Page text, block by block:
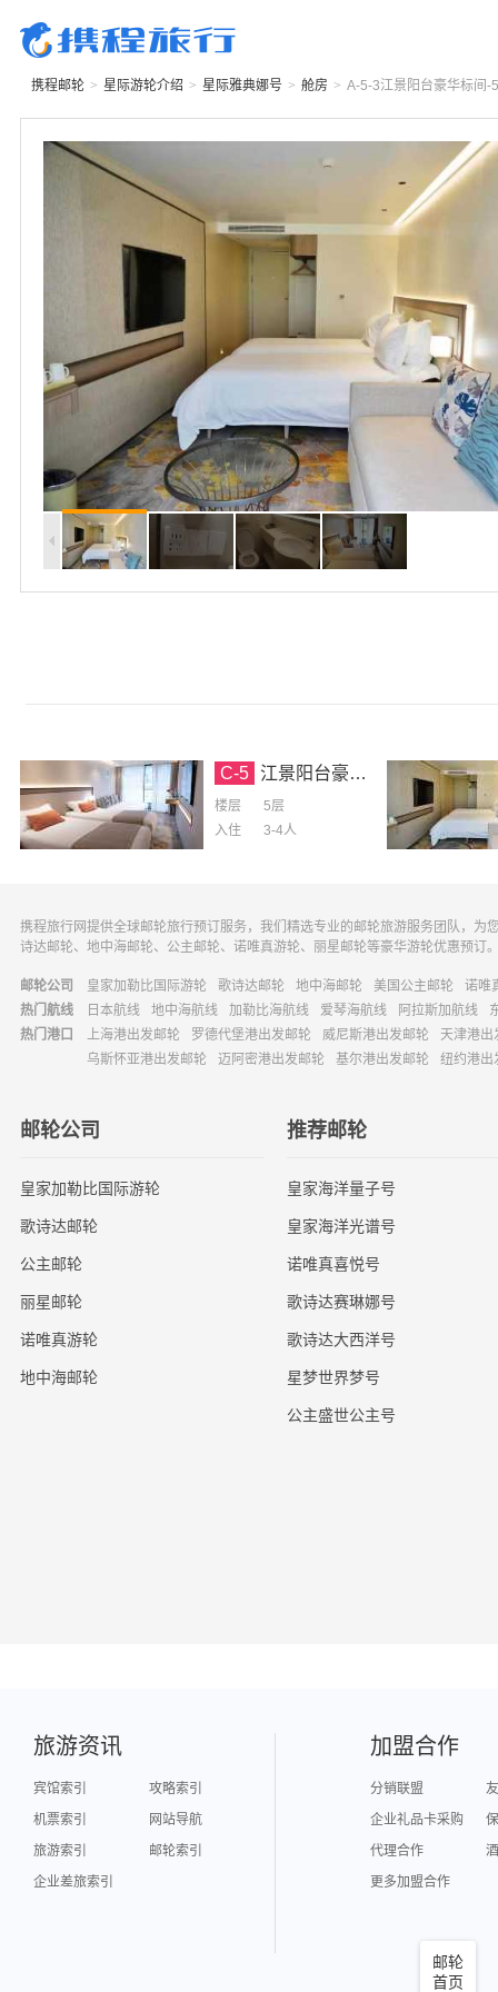
携程邮轮 > 星际游轮介绍 > 星际雅典娜号 > 舱房 > A-5-3江景阳台豪华标间-
C-5 江景阳台豪华标间-5层-第三人加床
楼层
5层
入住
3-4人
携程旅行网提供全球邮轮旅行预订服务，我们精选专业的邮轮旅游服务团队，
诗达邮轮、地中海邮轮、公主邮轮、诺唯真游轮、丽星邮轮等豪华游轮优惠预订
邮轮公司 皇家加勒比国际游轮 歌诗达邮轮 地中海邮轮 美国公主邮轮
诺唯
热门航线
日本航线 地中海航线 加勒比海航线 爱琴海航线 阿拉斯加航线
热门港口
上海港出发邮轮 罗德代堡港出发邮轮 威尼斯港出发邮轮
天津港出
乌斯怀亚港出发邮轮
迈阿密港出发邮轮 基尔港出发邮轮 纽约港出
邮轮公司
皇家加勒比国际游轮
歌诗达邮轮
公主邮轮
丽星邮轮
诺唯真游轮
地中海邮轮
推荐邮轮
皇家海洋量子号
皇家海洋光谱号
诺唯真喜悦号
歌诗达赛琳娜号
歌诗达大西洋号
星梦世界梦号
公主盛世公主号
邮轮
首页
旅游资讯
宾馆索引
攻略索引
机票索引
网站导航
旅游索引
邮轮索引
企业差旅索引
加盟合作
分销联盟
企业礼品卡采购
代理合作
更多加盟合作